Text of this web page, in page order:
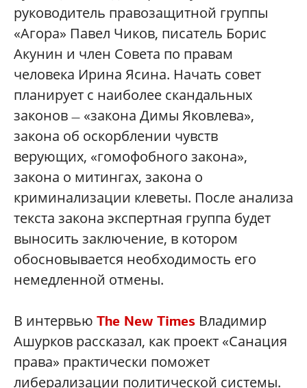
руководитель правозащитной группы
«Агора» Павел Чиков, писатель Борис
Акунин и член Совета по правам
человека Ирина Ясина. Начать совет
планирует с наиболее скандальных
законов — «закона Димы Яковлева»,
закона об оскорблении чувств
верующих, «гомофобного закона»,
закона о митингах, закона о
криминализации клеветы. После анализа
текста закона экспертная группа будет
выносить заключение, в котором
обосновывается необходимость его
немедленной отмены.
В интервью The New Times Владимир
Ашурков рассказал, как проект «Санация
права» практически поможет
либерализации политической системы.